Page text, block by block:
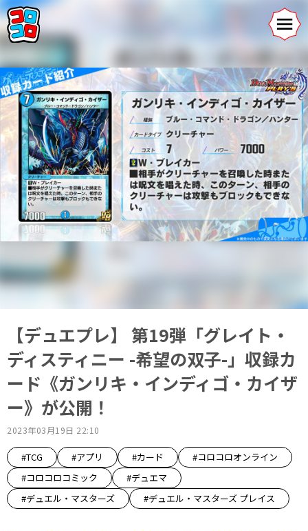
【デュエプレ】 第19弾「グレイト・
ディスティニー -希望の双子-」収録カ
ード《ガンリキ・インディゴ・カイザ
ー》が公開！
2023年03月19日 22:10
#TCG #アプリ #カード
#コロコロオンライン
#コロコロコミック
#デュエマ
#デュエル・マスターズ
#デュエル・マスターズ プレイス